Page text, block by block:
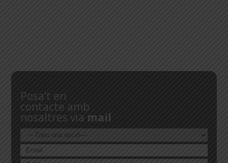
Posa’t en
contacte amb
nosaltres via mail